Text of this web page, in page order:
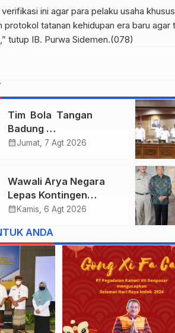
verifikasi ini agar para pelaku usaha
protokol tatanan kehidupan era baru
tutup IB. Purwa Sidemen.(078)
Tim Bola Tangan
Badung
Persembahkan Emas
Kejurnas 2026
calendar_monthJumat, 7 Agt 2026
Wawali Arya Negara
Lepas Kontingen
Kwarcab Denpasar
Nasional XII Tahun
2026.
calendar_month Kamis, 6 Agt 2026
ANDA